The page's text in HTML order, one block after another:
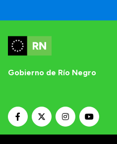
Gobierno de Río Negro